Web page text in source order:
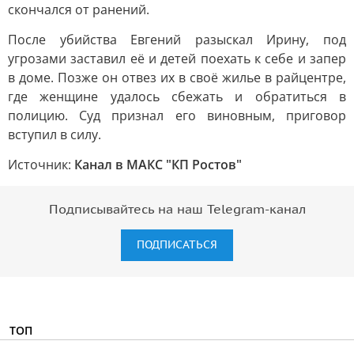
скончался от ранений.
После убийства Евгений разыскал Ирину, под
угрозами заставил её и детей поехать к себе и запер
в доме. Позже он отвез их в своё жилье в райцентре,
где женщине удалось сбежать и обратиться в
полицию. Суд признал его виновным, приговор
вступил в силу.
Источник: Канал в МАКС "КП Ростов"
Подписывайтесь на наш Telegram-канал
ПОДПИСАТЬСЯ
ТОП